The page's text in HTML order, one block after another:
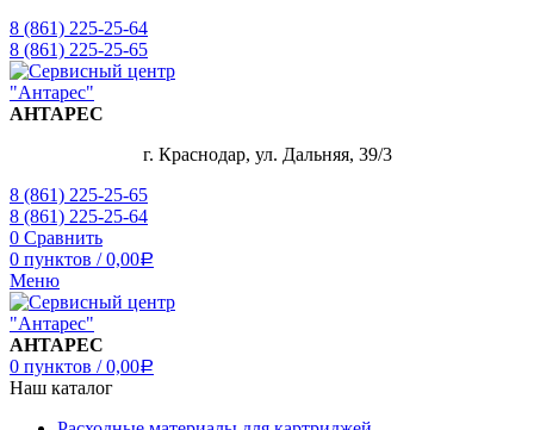
8 (861) 225-25-64
8 (861) 225-25-65
АНТАРЕС
г. Краснодар, ул. Дальняя, 39/3
8 (861) 225-25-65
8 (861) 225-25-64
0 Сравнить
0 пунктов / 0,00Р
Меню
АНТАРЕС
0 пунктов / 0,00Р
Наш каталог